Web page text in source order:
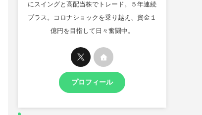
にスイングと高配当株でトレード。５年連続
プラス。コロナショックを乗り越え、資金１
億円を目指して日々奮闘中。
プロフィール